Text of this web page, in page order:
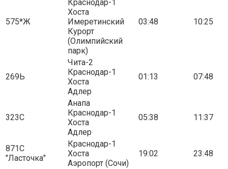
575*Ж
Краснодар-1
Хоста
Имеретинский
Курорт
(Олимпийский
парк)
03:48 10:25
269Ь
Чита-2
Краснодар-1
Хоста
Адлер
01:13 07:48
323С
Анапа
Краснодар-1
Хоста
Адлер
05:38 11:37
871С
"Ласточка"
Краснодар-1
Хоста
Аэропорт (Сочи)
19:02 23:48